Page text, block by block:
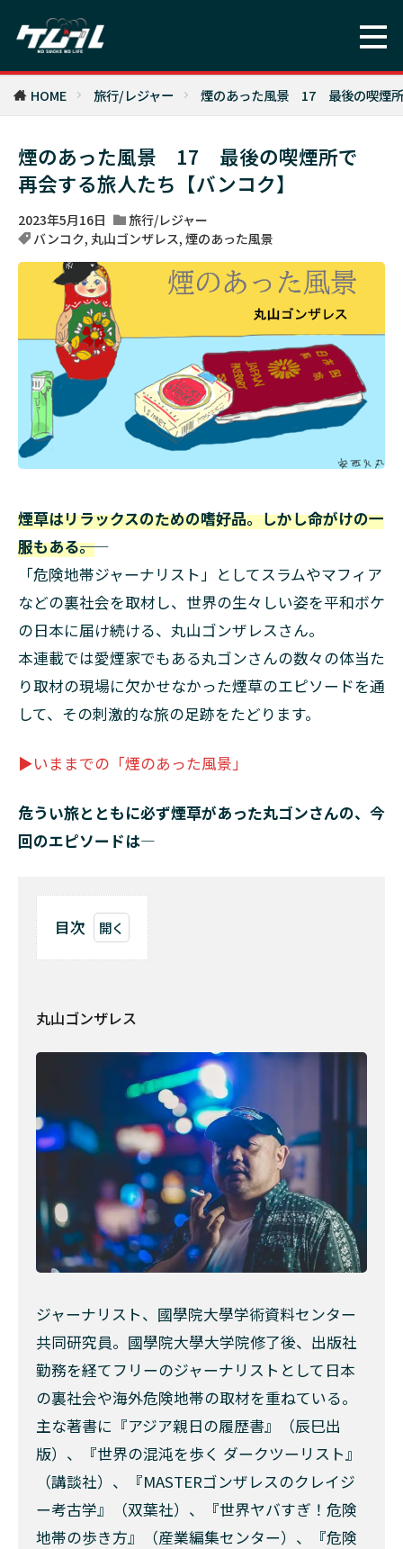
HOME 旅行/レジャー 煙のあった風景 17 最後の喫煙所
煙のあった風景 17 最後の喫煙所で
再会する旅人たち【バンコク】
2023年5月16日
旅行/レジャー
バンコク, 丸山ゴンザレス, 煙のあった風景
煙草はリラックスのための嗜好品。しかし命がけの一
服もある――。
「危険地帯ジャーナリスト」としてスラムやマフィア
などの裏社会を取材し、世界の生々しい姿を平和ボケ
の日本に届け続ける、丸山ゴンザレスさん。
本連載では愛煙家でもある丸ゴンさんの数々の体当た
り取材の現場に欠かせなかった煙草のエピソードを通
して、その刺激的な旅の足跡をたどります。
▶いままでの「煙のあった風景」
危うい旅とともに必ず煙草があった丸ゴンさんの、今
回のエピソードは―
目次
ゴ
ン
ザ
2
空
で
タ
バ
コ
を
愛
煙
家
旅
立
の
作
法
4
丸山ゴンザレス
ジャーナリスト、國學院大學学術資料センター
共同研究員。國學院大學大学院修了後、出版社
勤務を経てフリーのジャーナリストとして日本
の裏社会や海外危険地帯の取材を重ねている。
主な著書に『アジア親日の履歴書』（辰巳出
版）、『世界の混沌を歩く ダークツーリスト』
（講談社）、『MASTERゴンザレスのクレイジ
ー考古学』（双葉社）、『世界ヤバすぎ！危険
地帯の歩き方』（産業編集センター）、『危険